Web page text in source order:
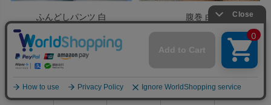
ふんどしパンツ 白
4,950円（税込）
腹巻 白
1,870 円（税込）
おすすめ商品を見る
会員ページ 店舗案内